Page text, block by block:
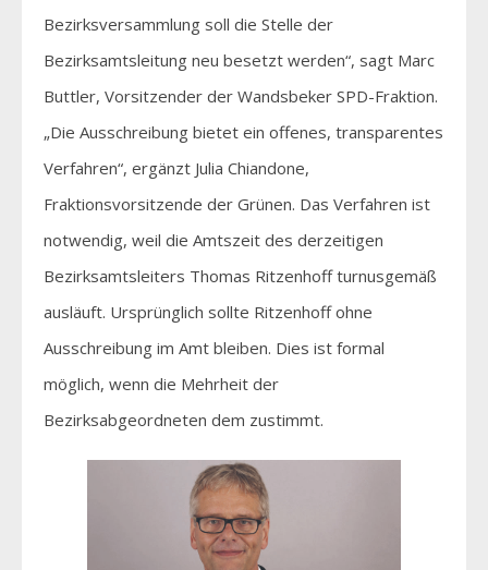
Bezirksversammlung soll die Stelle der
Bezirksamtsleitung neu besetzt werden“, sagt Marc
Buttler, Vorsitzender der Wandsbeker SPD-Fraktion.
„Die Ausschreibung bietet ein offenes, transparentes
Verfahren“, ergänzt Julia Chiandone,
Fraktionsvorsitzende der Grünen. Das Verfahren ist
notwendig, weil die Amtszeit des derzeitigen
Bezirksamtsleiters Thomas Ritzenhoff turnusgemäß
ausläuft. Ursprünglich sollte Ritzenhoff ohne
Ausschreibung im Amt bleiben. Dies ist formal
möglich, wenn die Mehrheit der
Bezirksabgeordneten dem zustimmt.